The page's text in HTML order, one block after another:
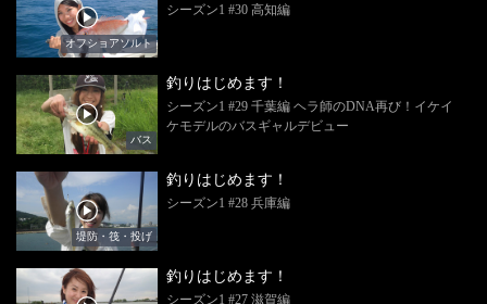
オフショアソルト
シーズン1 #30 高知編
バス
釣りはじめます！
シーズン1 #29 千葉編 ヘラ師のDNA再び！イケイ
ケモデルのバスギャルデビュー
堤防・筏・投げ
釣りはじめます！
シーズン1 #28 兵庫編
釣りはじめます！
シーズン1 #27 滋賀編